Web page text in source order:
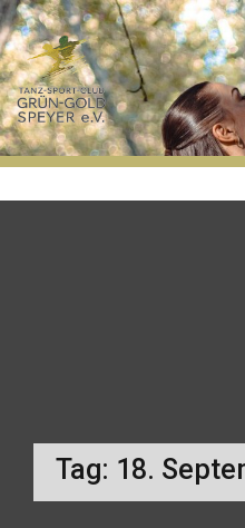
Zum
Inhalt
springen
TSC
Grün-
Gold
Tag: 18.